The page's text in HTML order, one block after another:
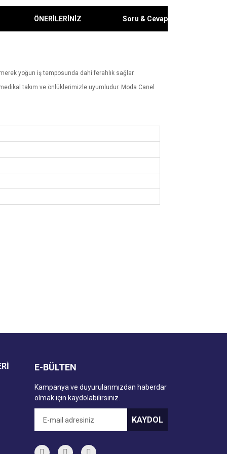
ÖNERİLERİNİZ Soru & Cevap
yoğun iş temposunda dahi ferahlık sağlar.
takım ve önlüklerimizle uyumludur. Moda Canel
E-BÜLTEN
Kampanya ve duyurularımızdan haberdar
olmak için kaydolabilirsiniz.
KAYDOL